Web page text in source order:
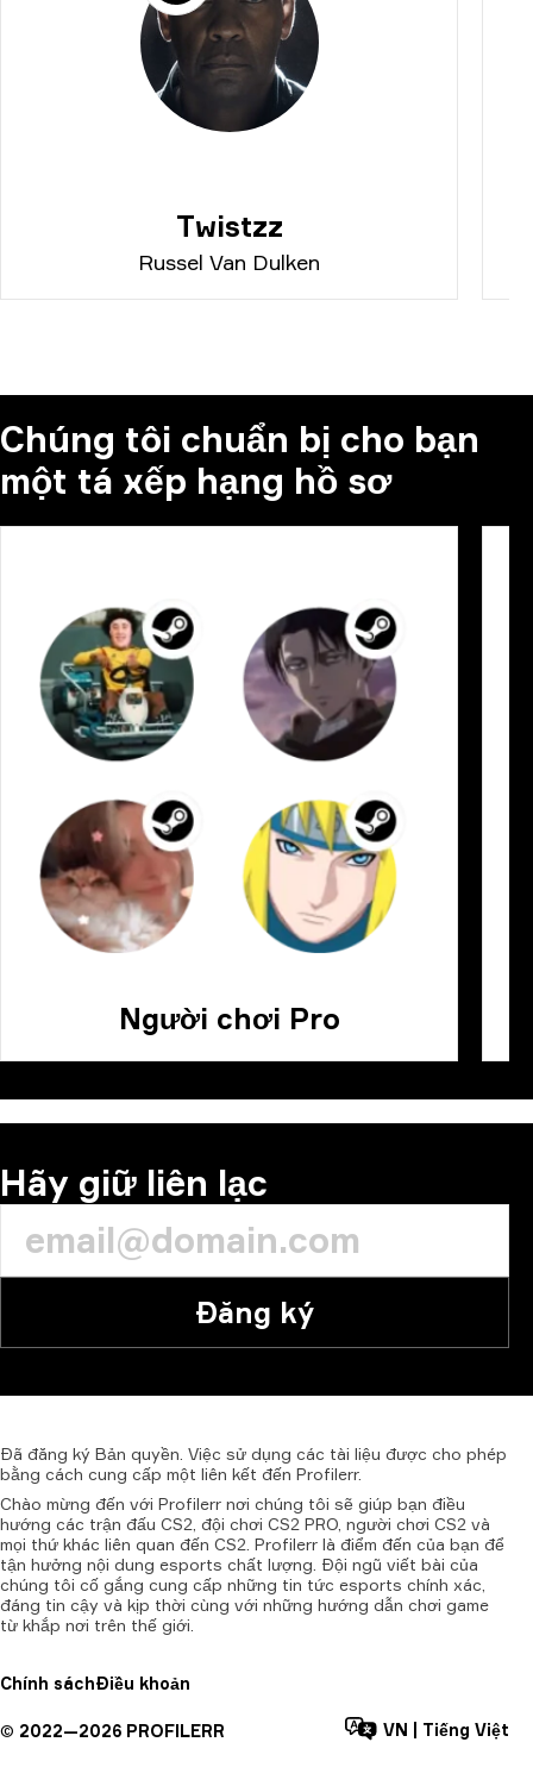
Twistzz
Russel Van Dulken
Chúng tôi chuẩn bị cho bạn
một tá xếp hạng hồ sơ
Người chơi Pro
Hãy giữ liên lạc
Đăng ký
Đã đăng ký Bản quyền. Việc sử dụng các tài liệu được cho phép
bằng cách cung cấp một liên kết đến Profilerr.
Chào mừng đến với Profilerr nơi chúng tôi sẽ giúp bạn điều
hướng các trận đấu CS2, đội chơi CS2 PRO, người chơi CS2 và
mọi thứ khác liên quan đến CS2. Profilerr là điểm đến của bạn để
tận hưởng nội dung esports chất lượng. Đội ngũ viết bài của
chúng tôi cố gắng cung cấp những tin tức esports chính xác,
đáng tin cậy và kịp thời cùng với những hướng dẫn chơi game
từ khắp nơi trên thế giới.
Chính sáchĐiều khoản
© 2022—2026 PROFILERR VN Tiếng Việt